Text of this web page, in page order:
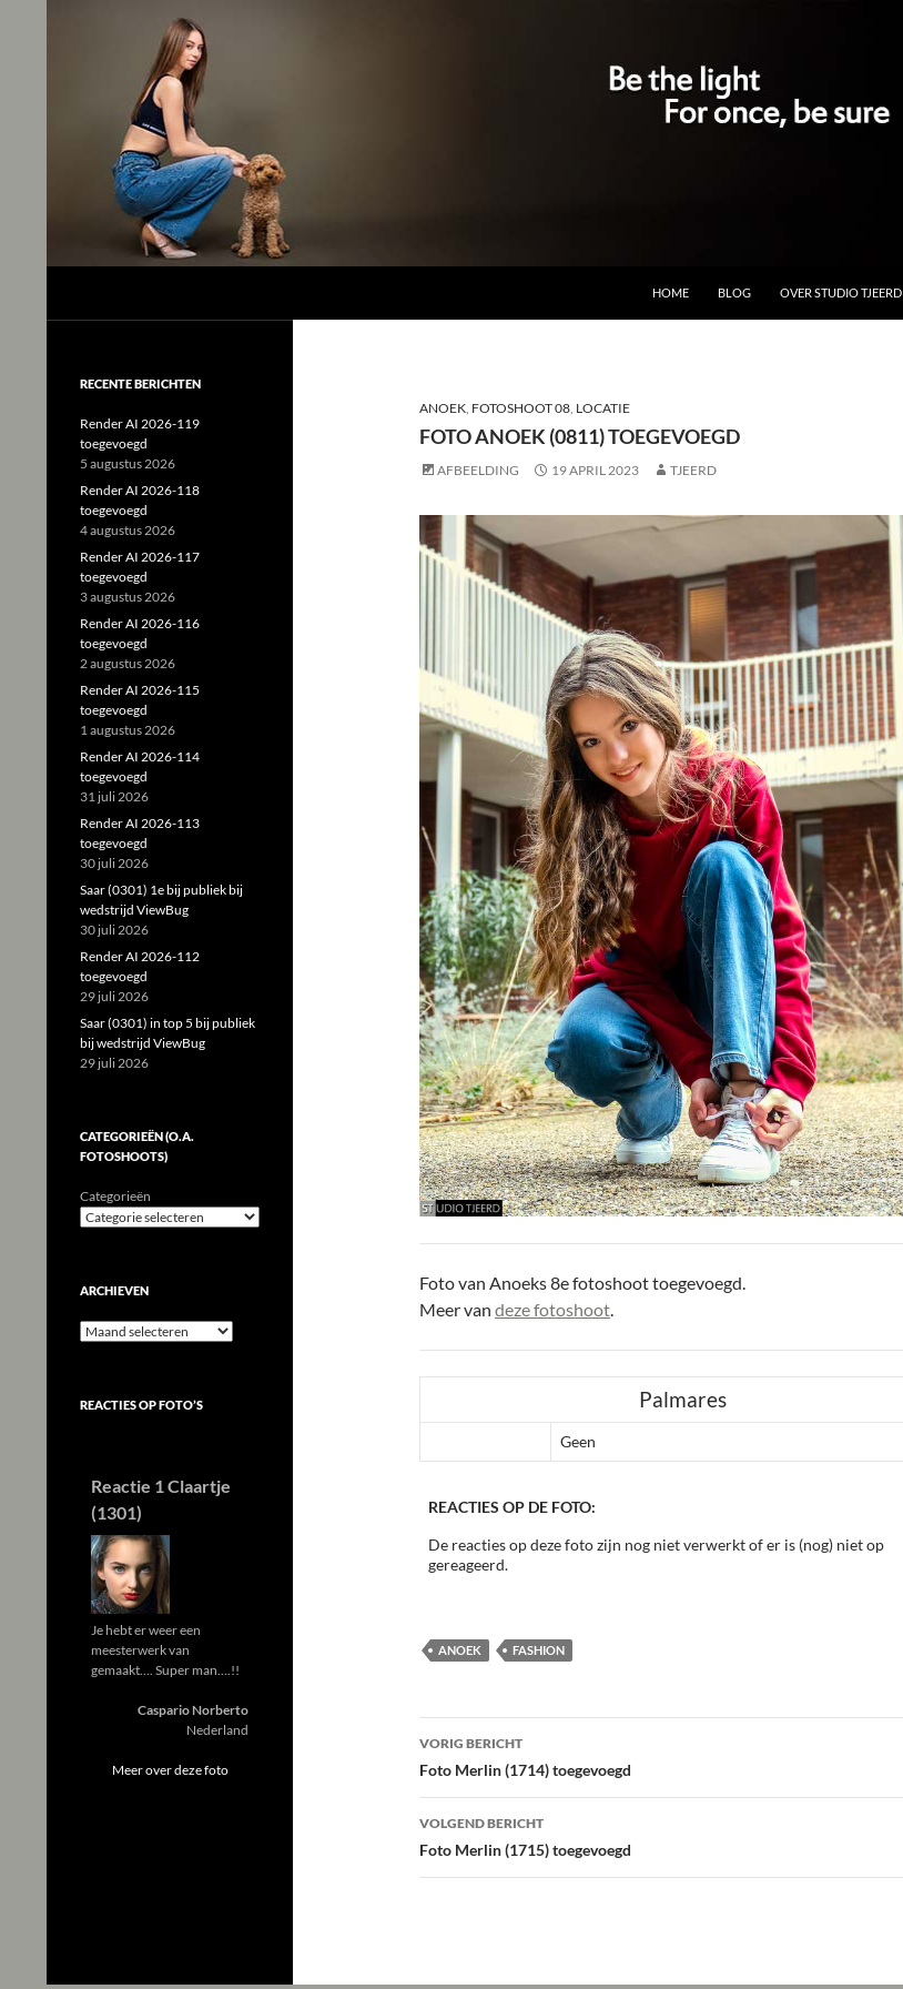
HOME
BLOG OVER STUDIO TJEERD
ANOEK, FOTOSHOOT 08, LOCATIE
FOTO ANOEK (0811) TOEGEVOEGD
AFBEELDING 19 APRIL 2023 TJEERD
Foto van Anoeks 8e fotoshoot toegevoegd.
Meer van deze fotoshoot.
Palmares
Geen
REACTIES OP DE FOTO:
De reacties op deze foto zijn nog niet verwerkt of er is (nog) niet op
gereageerd.
ANOEK FASHION
Bericht
navigatie
VORIG BERICHT
Foto Merlin (1714) toegevoegd
VOLGEND BERICHT
Foto Merlin (1715) toegevoegd
RECENTE BERICHTEN
Render AI 2026-119
toegevoegd
5 augustus 2026
Render AI 2026-118
toegevoegd
4 augustus 2026
Render AI 2026-117
toegevoegd
3 augustus 2026
Render AI 2026-116
toegevoegd
2 augustus 2026
Render AI 2026-115
toegevoegd
1 augustus 2026
Render AI 2026-114
toegevoegd
31 juli 2026
Render AI 2026-113
toegevoegd
30 juli 2026
Saar (0301) 1e bij publiek bij
wedstrijd ViewBug
30 juli 2026
Render AI 2026-112
toegevoegd
29 juli 2026
Saar (0301) in top 5 bij publiek
bij wedstrijd ViewBug
29 juli 2026
CATEGORIEËN (O.A.
FOTOSHOOTS)
Categorieën
ARCHIEVEN
Archieven
REACTIES OP FOTO’S
Reactie 1 Claartje
(1301)
Je hebt er weer een
meesterwerk van
gemaakt…. Super man….!!
Caspario Norberto
Nederland
Meer over deze foto